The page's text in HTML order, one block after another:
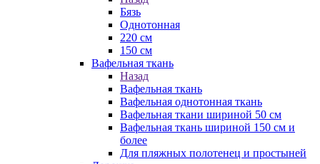
Бязь
Однотонная
220 см
150 см
Вафельная ткань
Назад
Вафельная ткань
Вафельная однотонная ткань
Вафельная ткани шириной 50 см
Вафельная ткань шириной 150 см и
более
Для пляжных полотенец и простыней